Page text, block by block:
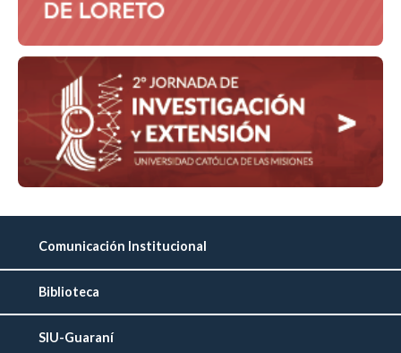
Comunicación Institucional
Biblioteca
SIU-Guaraní